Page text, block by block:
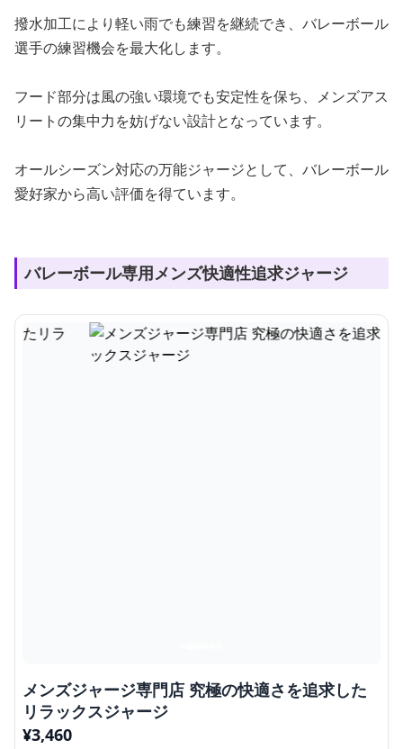
撥水加工により軽い雨でも練習を継続でき、バレーボール
選手の練習機会を最大化します。
フード部分は風の強い環境でも安定性を保ち、メンズアス
リートの集中力を妨げない設計となっています。
オールシーズン対応の万能ジャージとして、バレーボール
愛好家から高い評価を得ています。
バレーボール専用メンズ快適性追求ジャージ
メンズジャージ専門店 究極の快適さを追求した
リラックスジャージ
¥3,460